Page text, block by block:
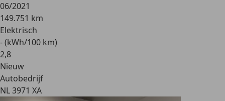
06/2021
149.751 km
Elektrisch
- (kWh/100 km)
2,8
Nieuw
Autobedrijf
NL 3971 XA